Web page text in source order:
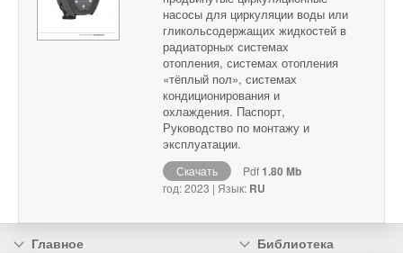
насосы для циркуляции воды или
гликольсодержащих жидкостей в
радиаторных системах
отопления, системах отопления
«тёплый пол», системах
кондиционирования и
охлаждения. Паспорт,
Руководство по монтажу и
эксплуатации.
Скачать Pdf1.80 Mb
год: 2023 | Язык: RU
Главное
Библиотека